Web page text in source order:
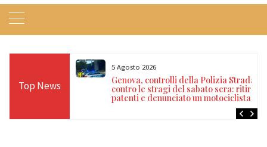
Top News
denunciati
con
5 Agosto 2026
Genova, controlli della Polizia Stradale
contro le stragi del sabato sera: ritirate
patenti e denunciato un motociclista